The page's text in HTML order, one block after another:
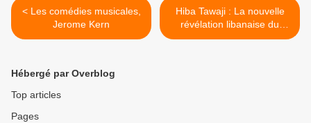
< Les comédies musicales,
Jerome Kern
Hiba Tawaji : La nouvelle
révélation libanaise du
tarab et de la chanson
Hébergé par Overblog
Top articles
Pages